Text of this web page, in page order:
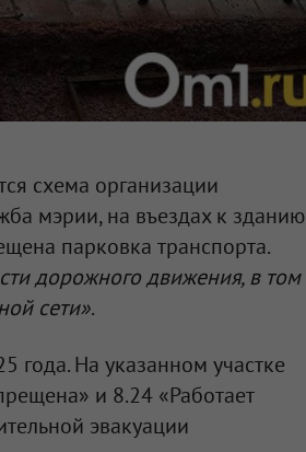
схема организации
мэрии, на въездах к зданию
парковка транспорта.
дорожного движения, в том
сети».
года. На указанном участке
и 8.24 «Работает
эвакуации